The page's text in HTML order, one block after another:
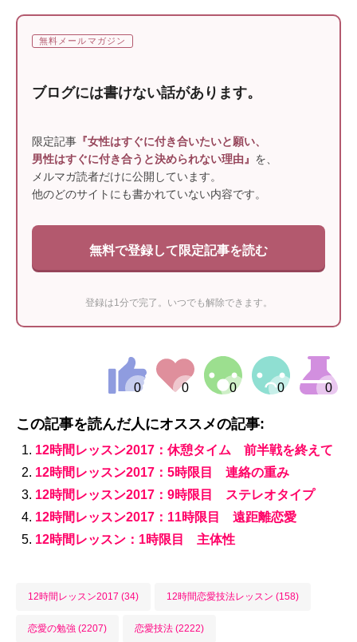
無料メールマガジン
ブログには書けない話があります。
限定記事 『女性はすぐに付き合いたいと願い、
男性はすぐに付き合うと決められない理由』 を、
メルマガ読者だけに公開しています。
他のどのサイトにも書かれていない内容です。
無料で登録して限定記事を読む
登録は1分で完了。いつでも解除できます。
この記事を読んだ人にオススメの記事:
12時間レッスン2017：休憩タイム 前半戦を終えて
12時間レッスン2017：5時限目 連絡の重み
12時間レッスン2017：9時限目 ステレオタイプ
12時間レッスン2017：11時限目 遠距離恋愛
12時間レッスン：1時限目 主体性
12時間レッスン2017 (34) 12時間恋愛技法レッスン (158)
恋愛の勉強 (2207) 恋愛技法 (2222)